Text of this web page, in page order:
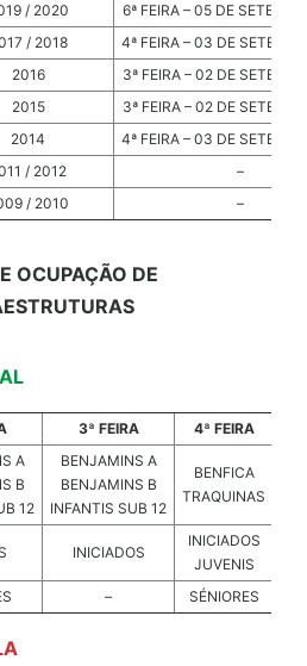
/ 2020
6ª FEIRA – 05 DE
/ 2018
4ª FEIRA – 03 DE
2016
3ª FEIRA – 02 DE
2015
3ª FEIRA – 02 DE
2014
4ª FEIRA – 03 DE
/ 2012
–
/ 2010 –
OCUPAÇÃO DE
3ª FEIRA 4ª FEIRA
A
B
12
BENJAMINS A
BENJAMINS B
INFANTIS SUB 12
BENFICA
TRAQUINAS
INICIADOS
INICIADOS
JUVENIS
– SÉNIORES